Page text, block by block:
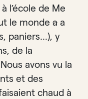
l’école de Me
le mondeaa
paniers…), y
de la
avons vu la
et des
chaud à